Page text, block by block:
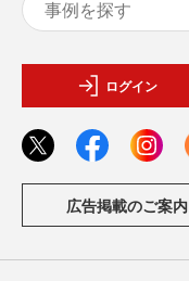
ログイン
広告掲載のご案内